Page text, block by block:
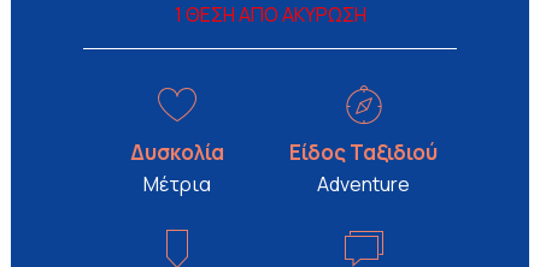
1 ΘΕΣΗ ΑΠΟ ΑΚΥΡΩΣΗ
Δυσκολία
Μέτρια
Είδος Ταξιδιού
Adventure